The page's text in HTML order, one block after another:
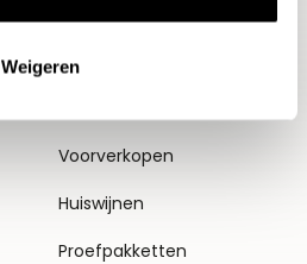
WeigerenThema's
Voorverkopen
Huiswijnen
Proefpakketten